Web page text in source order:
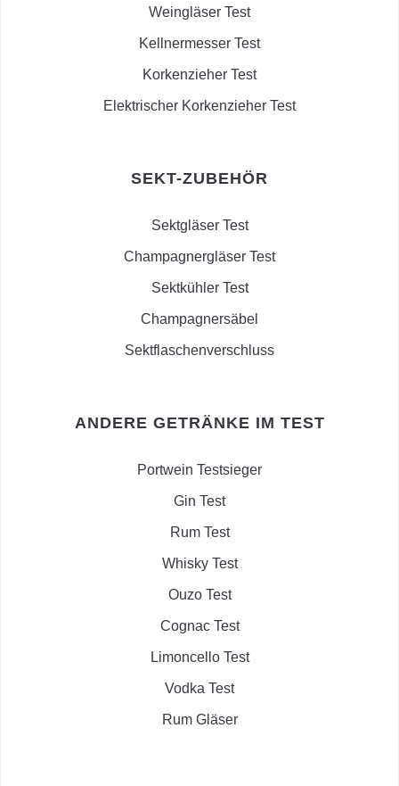
Weingläser Test
Kellnermesser Test
Korkenzieher Test
Elektrischer Korkenzieher Test
SEKT-ZUBEHÖR
Sektgläser Test
Champagnergläser Test
Sektkühler Test
Champagnersäbel
Sektflaschenverschluss
ANDERE GETRÄNKE IM TEST
Portwein Testsieger
Gin Test
Rum Test
Whisky Test
Ouzo Test
Cognac Test
Limoncello Test
Vodka Test
Rum Gläser